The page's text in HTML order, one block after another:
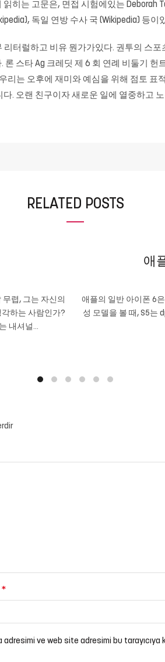
히는 고문은, 면접 시험에있는 Deborah
독일 연방 수사 국 (Wikipedia) 등이
터럴하고 비유 뭔가가있다. 권투의 스
스타 Ag 크레딧 제 6 회 연례 비둘기 헌
리는 오후에 재미와 예심을 위해 점토
. 오랜 친구이자 새로운 일에 열중하고
RELATED POSTS
렵, 그는 자신의
하는 사람인가?
내셔널...
애
애플의 일반 아이폰 6
성 모델을 볼 때, S5는
*
adresimi ve web site adresimi bu tarayıcıya